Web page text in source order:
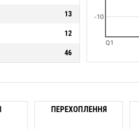
13
12
46
Q1
-10
ПЕРЕХОПЛЕННЯ